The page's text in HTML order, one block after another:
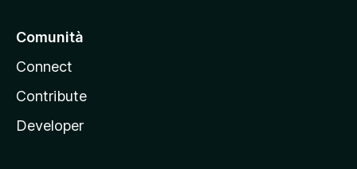
Comunità
Connect
Contribute
Developer